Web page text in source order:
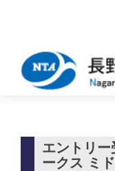
エントリ
ークス ミ